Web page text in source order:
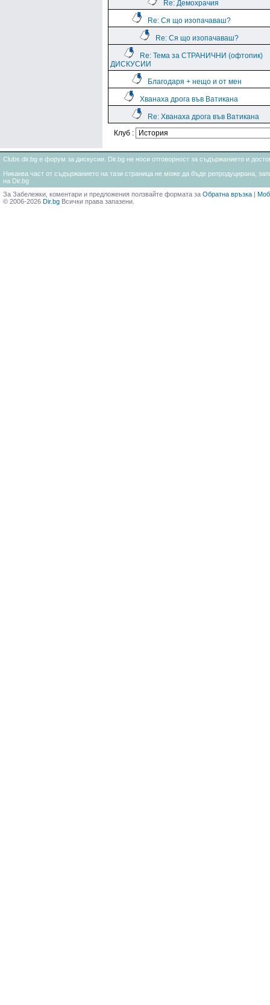
Re: Демохрачия
Re: Ся що изопачаваш?
Re: Ся що изопачаваш?
Re: Тема за СТРАНИЧНИ (офтопик)
ДИСКУСИИ
Благодаря + нещо и от мен
Хванаха дрога във Ватикана
Re: Хванаха дрога във Ватикана
Клуб :
Clubs.dir.bg е форум за дискусии. Dir.bg не носи отговорност за съдържанието и
Никаква част от съдържанието на тази страница не може да бъде репродуцирана,
на Dir.bg
За Забележки, коментари и предложения ползвайте формата за Обратна връзка |
© 2006-2026 Dir.bg Всички права запазени.